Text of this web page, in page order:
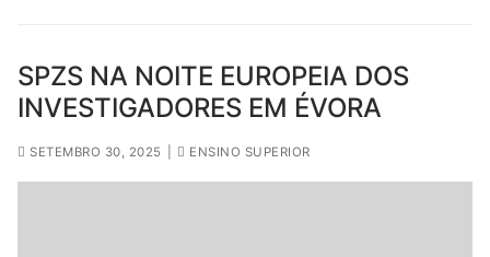
PARTICULAR / IPSS / MISERICÓRDIAS
ENSINO SUPERIOR
SPZS NA NOITE EUROPEIA DOS
INVESTIGADORES EM ÉVORA
SETEMBRO 30, 2025 ENSINO SUPERIOR